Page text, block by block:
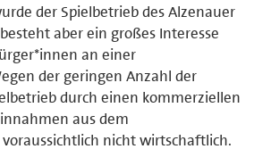
der Spielbetrieb des Alzenauer
aber ein großes Interesse
an einer
der geringen Anzahl der
durch einen kommerziellen
aus dem
nicht wirtschaftlich.